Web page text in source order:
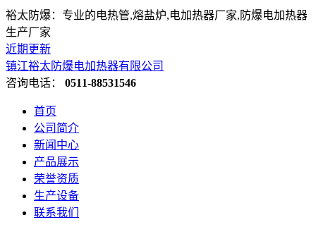
裕太防爆：专业的电热管,熔盐炉,电加热器厂家,防爆电加热器
生产厂家
近期更新
镇江裕太防爆电加热器有限公司
咨询电话： 0511-88531546
首页
公司简介
新闻中心
产品展示
荣誉资质
生产设备
联系我们